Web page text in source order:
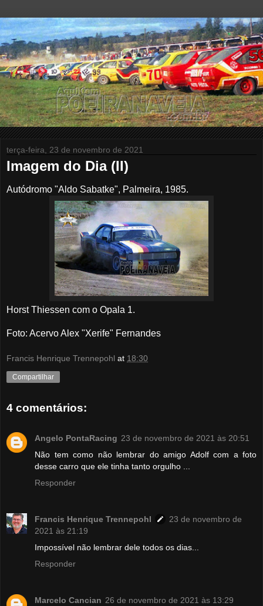
terça-feira, 23 de novembro de 2021
Imagem do Dia (II)
Autódromo "Aldo Sabatke", Palmeira, 1985.
Horst Thiessen com o Opala 1.
Foto: Acervo Alex "Xerife" Fernandes
Francis Henrique Trennepohl at 18:30
Compartilhar
4 comentários:
Angelo PontaRacing 23 de novembro de 2021 às 20:51
Não tem como não lembrar do amigo Adolf com a foto
desse carro que ele tinha tanto orgulho ...
Responder
Francis Henrique Trennepohl
23 de novembro de
2021 às 21:19
Impossível não lembrar dele todos os dias...
Responder
Marcelo Cancian 26 de novembro de 2021 às 13:29